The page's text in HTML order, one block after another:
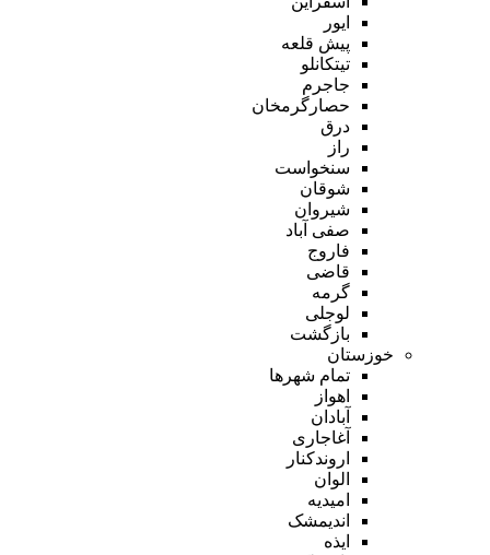
ایور
پیش قلعه
تیتکانلو
جاجرم
حصارگرمخان
درق
راز
سنخواست
شوقان
شیروان
صفی آباد
فاروج
قاضی
گرمه
لوجلی
بازگشت
خوزستان
تمام شهر‌ها
اهواز
آبادان
آغاجاری
اروندکنار
الوان
امیدیه
اندیمشک
ایذه